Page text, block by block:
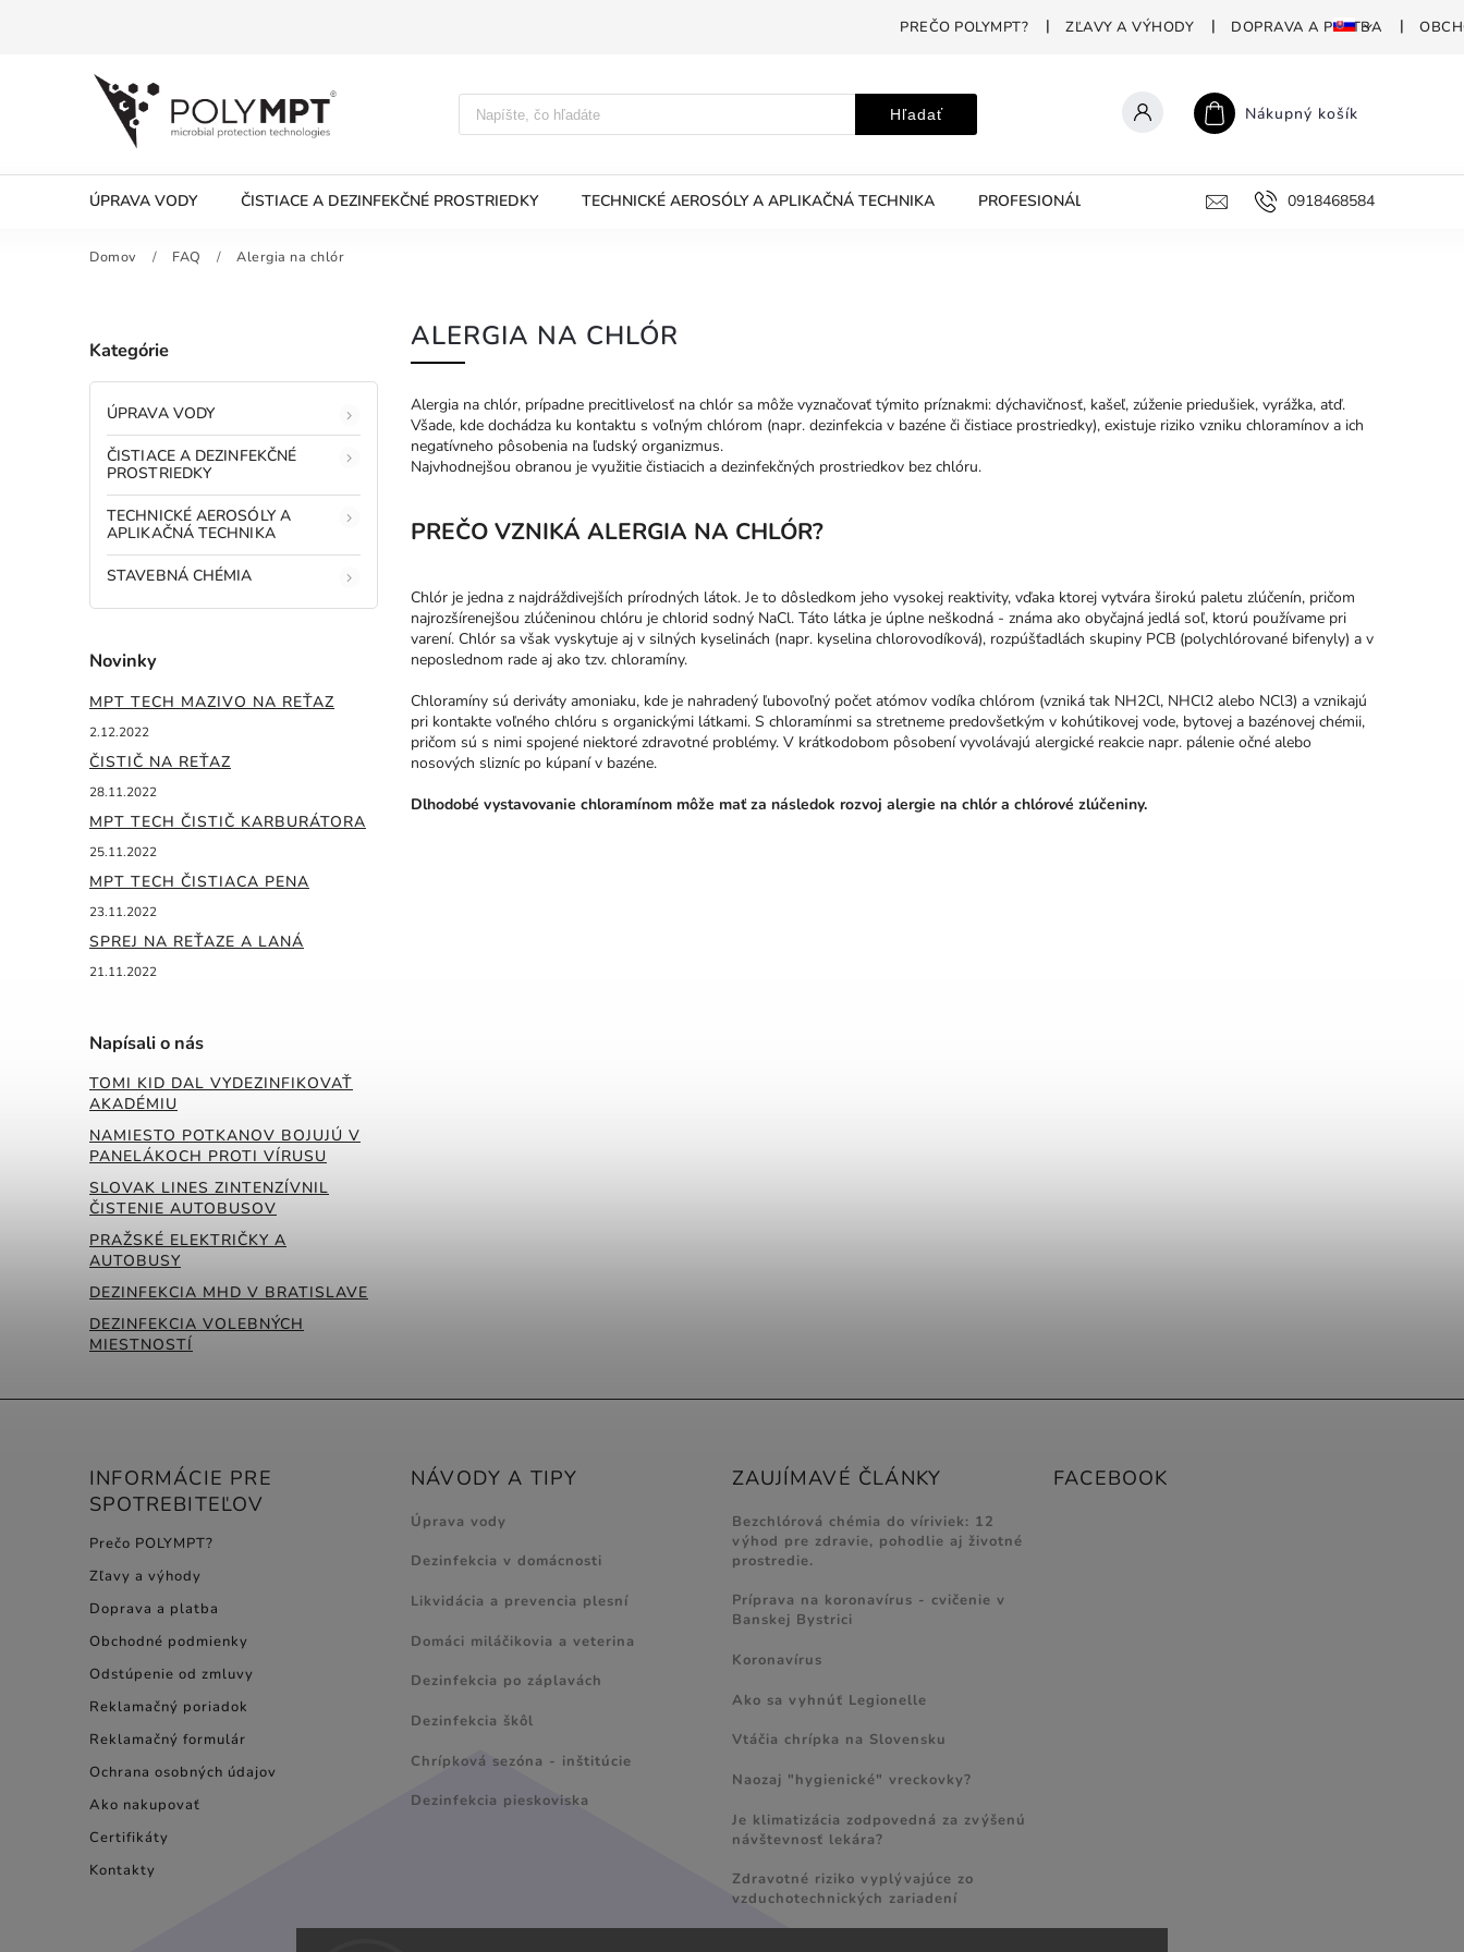
PREČO POLYMPT? ZĽAVY A VÝHODY DOPRAVA A PLATBA
Hľadať Nákupný košík
ÚPRAVA VODY ČISTIACE A DEZINFEKČNÉ PROSTRIEDKY TECHNICKÉ AEROSÓLY A APLIKAČNÁ TECHNIKA PROFESIONÁLNA DEZINFEKCIA PREČO POLYMPT?
0918468584
Domov / FAQ / Alergia na chlór
Kategórie
ÚPRAVA VODY
ČISTIACE A DEZINFEKČNÉ
PROSTRIEDKY
TECHNICKÉ AEROSÓLY A
APLIKAČNÁ TECHNIKA
STAVEBNÁ CHÉMIA
Novinky
MPT TECH MAZIVO NA REŤAZ
2.12.2022
ČISTIČ NA REŤAZ
28.11.2022
MPT TECH ČISTIČ KARBURÁTORA
25.11.2022
MPT TECH ČISTIACA PENA
23.11.2022
SPREJ NA REŤAZE A LANÁ
21.11.2022
Napísali o nás
TOMI KID DAL VYDEZINFIKOVAŤ
AKADÉMIU
NAMIESTO POTKANOV BOJUJÚ V
PANELÁKOCH PROTI VÍRUSU
SLOVAK LINES ZINTENZÍVNIL
ČISTENIE AUTOBUSOV
PRAŽSKÉ ELEKTRIČKY A
AUTOBUSY
DEZINFEKCIA MHD V BRATISLAVE
DEZINFEKCIA VOLEBNÝCH
MIESTNOSTÍ
ALERGIA NA CHLÓR
Alergia na chlór, prípadne precitlivelosť na chlór sa môže vyznačovať týmito príznakmi: dýchavičnosť, kašeľ, zúženie priedušiek, vyrážka, atď.
Všade, kde dochádza ku kontaktu s voľným chlórom (napr. dezinfekcia v bazéne či čistiace prostriedky), existuje riziko vzniku chloramínov a ich
negatívneho pôsobenia na ľudský organizmus.
Najvhodnejšou obranou je využitie čistiacich a dezinfekčných prostriedkov bez chlóru.
PREČO VZNIKÁ ALERGIA NA CHLÓR?
Chlór je jedna z najdráždivejších prírodných látok. Je to dôsledkom jeho vysokej reaktivity, vďaka ktorej vytvára širokú paletu zlúčenín, pričom
najrozšírenejšou zlúčeninou chlóru je chlorid sodný NaCl. Táto látka je úplne neškodná - známa ako obyčajná jedlá soľ, ktorú používame pri
varení. Chlór sa však vyskytuje aj v silných kyselinách (napr. kyselina chlorovodíková), rozpúšťadlách skupiny PCB (polychlórované bifenyly) a v
neposlednom rade aj ako tzv. chloramíny.
Chloramíny sú deriváty amoniaku, kde je nahradený ľubovoľný počet atómov vodíka chlórom (vzniká tak NH2Cl, NHCl2 alebo NCl3) a vznikajú
pri kontakte voľného chlóru s organickými látkami. S chloramínmi sa stretneme predovšetkým v kohútikovej vode, bytovej a bazénovej chémii,
pričom sú s nimi spojené niektoré zdravotné problémy. V krátkodobom pôsobení vyvolávajú alergické reakcie napr. pálenie očné alebo
nosových slizníc po kúpaní v bazéne.
Dlhodobé vystavovanie chloramínom môže mať za následok rozvoj alergie na chlór a chlórové zlúčeniny.
INFORMÁCIE PRE
SPOTREBITEĽOV
Prečo POLYMPT?
Zľavy a výhody
Doprava a platba
Obchodné podmienky
Odstúpenie od zmluvy
Reklamačný poriadok
Reklamačný formulár
Ochrana osobných údajov
Ako nakupovať
Certifikáty
Kontakty
NÁVODY A TIPY
Úprava vody
Dezinfekcia v domácnosti
Likvidácia a prevencia plesní
Domáci miláčikovia a veterina
Dezinfekcia po záplavách
Dezinfekcia škôl
Chrípková sezóna - inštitúcie
Dezinfekcia pieskoviska
ZAUJÍMAVÉ ČLÁNKY
Bezchlórová chémia do víriviek: 12
výhod pre zdravie, pohodlie aj životné
prostredie.
Príprava na koronavírus - cvičenie v
Banskej Bystrici
Koronavírus
Ako sa vyhnúť Legionelle
Vtáčia chrípka na Slovensku
Naozaj "hygienické" vreckovky?
Je klimatizácia zodpovedná za zvýšenú
návštevnosť lekára?
Zdravotné riziko vyplývajúce zo
vzduchotechnických zariadení
FACEBOOK